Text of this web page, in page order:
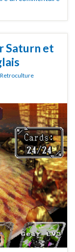
Saturn et
Retroculture